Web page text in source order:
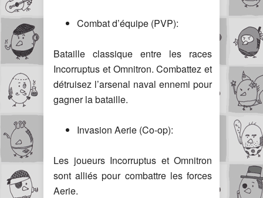
Combat d’équipe (PVP):
Bataille classique entre les races
Incorruptus et Omnitron. Combattez et
détruisez l’arsenal naval ennemi pour
gagner la bataille.
Invasion Aerie (Co-op):
Les joueurs Incorruptus et Omnitron
sont alliés pour combattre les forces
Aerie.